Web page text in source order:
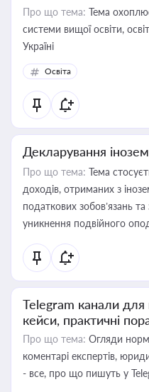
Про що тема: Тема
системи вищої освіти,
Україні
Освіта
Декларування
Про що тема: Тема
доходів, отриманих з
податкових зобов’язань
уникнення подвійного
Telegram канали для
кейси, практичні
Про що тема: Огляди
коментарі експертів,
- все, про що пишуть у